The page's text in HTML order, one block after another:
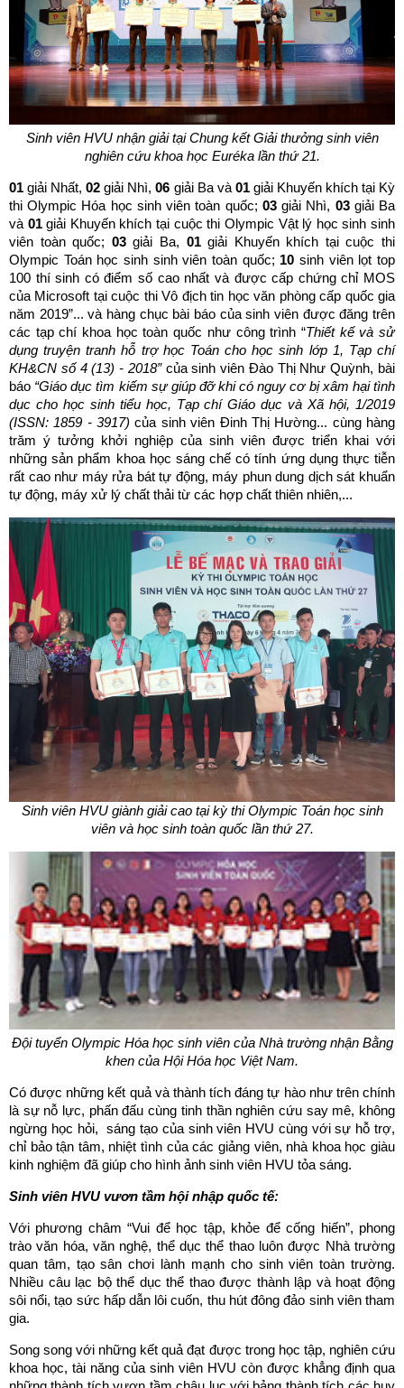
Sinh viên HVU nhận giải tại Chung kết Giải thưởng sinh viên
nghiên cứu khoa học Euréka lần thứ 21.
01giải Nhất,02giải Nhì,06 giải Ba và 01giải Khuyến khích tại Kỳ
thi Olympic Hóa học sinh viên toàn quốc; 03giải Nhì, 03giải Ba
và 01giải Khuyến khích tại cuộc thi Olympic Vật lý học sinh sinh
viên toàn quốc; 03giải Ba, 01giải Khuyến khích tại cuộc thi
Olympic Toán học sinh sinh viên toàn quốc; 10 sinh viên lọt top
100 thí sinh có điểm số cao nhất và được cấp chứng chỉ MOS
của Microsoft tại cuộc thi Vô địch tin học văn phòng cấp quốc gia
năm 2019”... và hàng chục bài báo của sinh viên được đăng trên
các tạp chí khoa học toàn quốc như công trình “Thiết kế và sử
dụng truyện tranh hỗ trợ học Toán cho học sinh lớp 1, Tạp chí
KH&CN số 4 (13) - 2018” của sinh viên Đào Thị Như Quỳnh, bài
báo “Giáo dục tìm kiếm sự giúp đỡ khi có nguy cơ bị xâm hại tình
dục cho học sinh tiểu học, Tạp chí Giáo dục và Xã hội, 1/2019
(ISSN: 1859 - 3917)của sinh viên Đinh Thị Hường... cùng hàng
trăm ý tưởng khởi nghiệp của sinh viên được triển khai với
những sản phẩm khoa học sáng chế có tính ứng dụng thực tiễn
rất cao như máy rửa bát tự động, máy phun dung dịch sát khuẩn
tự động, máy xử lý chất thải từ các hợp chất thiên nhiên,...
Sinh viên HVU giành giải cao tại kỳ thi Olympic Toán học sinh
viên và học sinh toàn quốc lần thứ 27.
Đội tuyển Olympic Hóa học sinh viên của Nhà trường nhận Bằng
khen của Hội Hóa học Việt Nam.
Có được những kết quả và thành tích đáng tự hào như trên chính
là sự nỗ lực, phấn đấu cùng tinh thần nghiên cứu say mê, không
ngừng học hỏi, sáng tạo của sinh viên HVU cùng với sự hỗ trợ,
chỉ bảo tận tâm, nhiệt tình của các giảng viên, nhà khoa học giàu
kinh nghiệm đã giúp cho hình ảnh sinh viên HVU tỏa sáng.
Sinh viên HVU vươn tầm hội nhập quốc tế:
Với phương châm “Vui để học tập, khỏe để cống hiến”, phong
trào văn hóa, văn nghệ, thể dục thể thao luôn được Nhà trường
quan tâm, tạo sân chơi lành mạnh cho sinh viên toàn trường.
Nhiều câu lạc bộ thể dục thể thao được thành lập và hoạt động
sôi nổi, tạo sức hấp dẫn lôi cuốn, thu hút đông đảo sinh viên tham
gia.
Song song với những kết quả đạt được trong học tập, nghiên cứu
khoa học, tài năng của sinh viên HVU còn được khẳng định qua